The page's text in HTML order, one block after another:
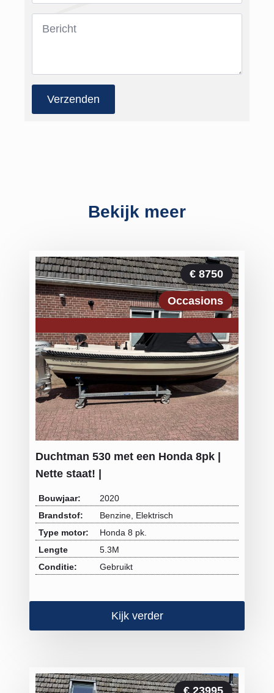
Bericht
Verzenden
Bekijk meer
€ 8750
Occasions
Duchtman 530 met een Honda 8pk |
Nette staat! |
Bouwjaar:
2020
Brandstof:
Benzine, Elektrisch
Type motor:
Honda 8 pk.
Lengte
5.3M
Conditie:
Gebruikt
Kijk verder
€ 23995